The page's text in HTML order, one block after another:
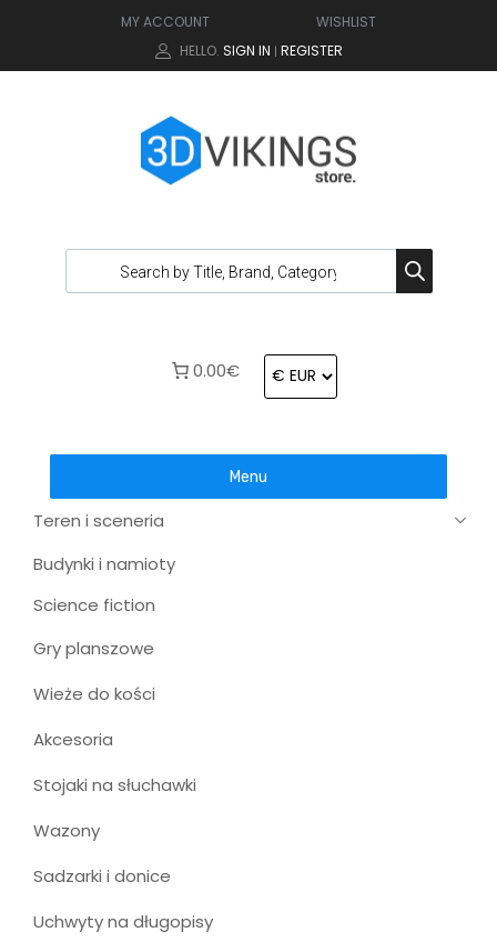
MY ACCOUNT
WISHLIST
HELLO. SIGN IN | REGISTER
0.00€
Menu
Teren i sceneria
Budynki i namioty
Science fiction
Gry planszowe
Wieże do kości
Akcesoria
Stojaki na słuchawki
Wazony
Sadzarki i donice
Uchwyty na długopisy